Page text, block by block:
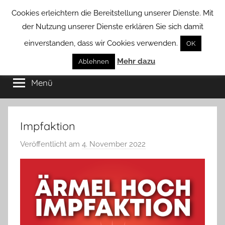
Borstel
von
Groß
Borstel
Menü
Impfaktion
Veröffentlicht am 4. November 2022
o
T
a
e
Cookies erleichtern die Bereitstellung unserer Dienste. Mit
der Nutzung unserer Dienste erklären Sie sich damit
einverstanden, dass wir Cookies verwenden.
OK
Ablehnen Mehr dazu